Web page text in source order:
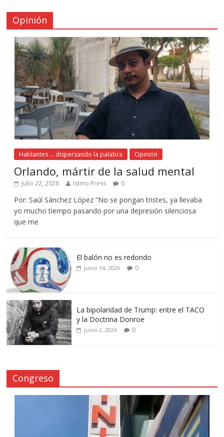
Opinión
Hablantes ... dispersando la palabra Opinión
Orlando, mártir de la salud mental
julio 22, 2026 Istmo Press 0
Por: Saúl Sánchez López “No se pongan tristes, ya llevaba
yo mucho tiempo pasando por una depresión silenciosa
que me
El balón no es redondo
junio 14, 2026 0
La bipolaridad de Trump: entre el TACO
y la Doctrina Donroe
junio 2, 2026 0
Congreso